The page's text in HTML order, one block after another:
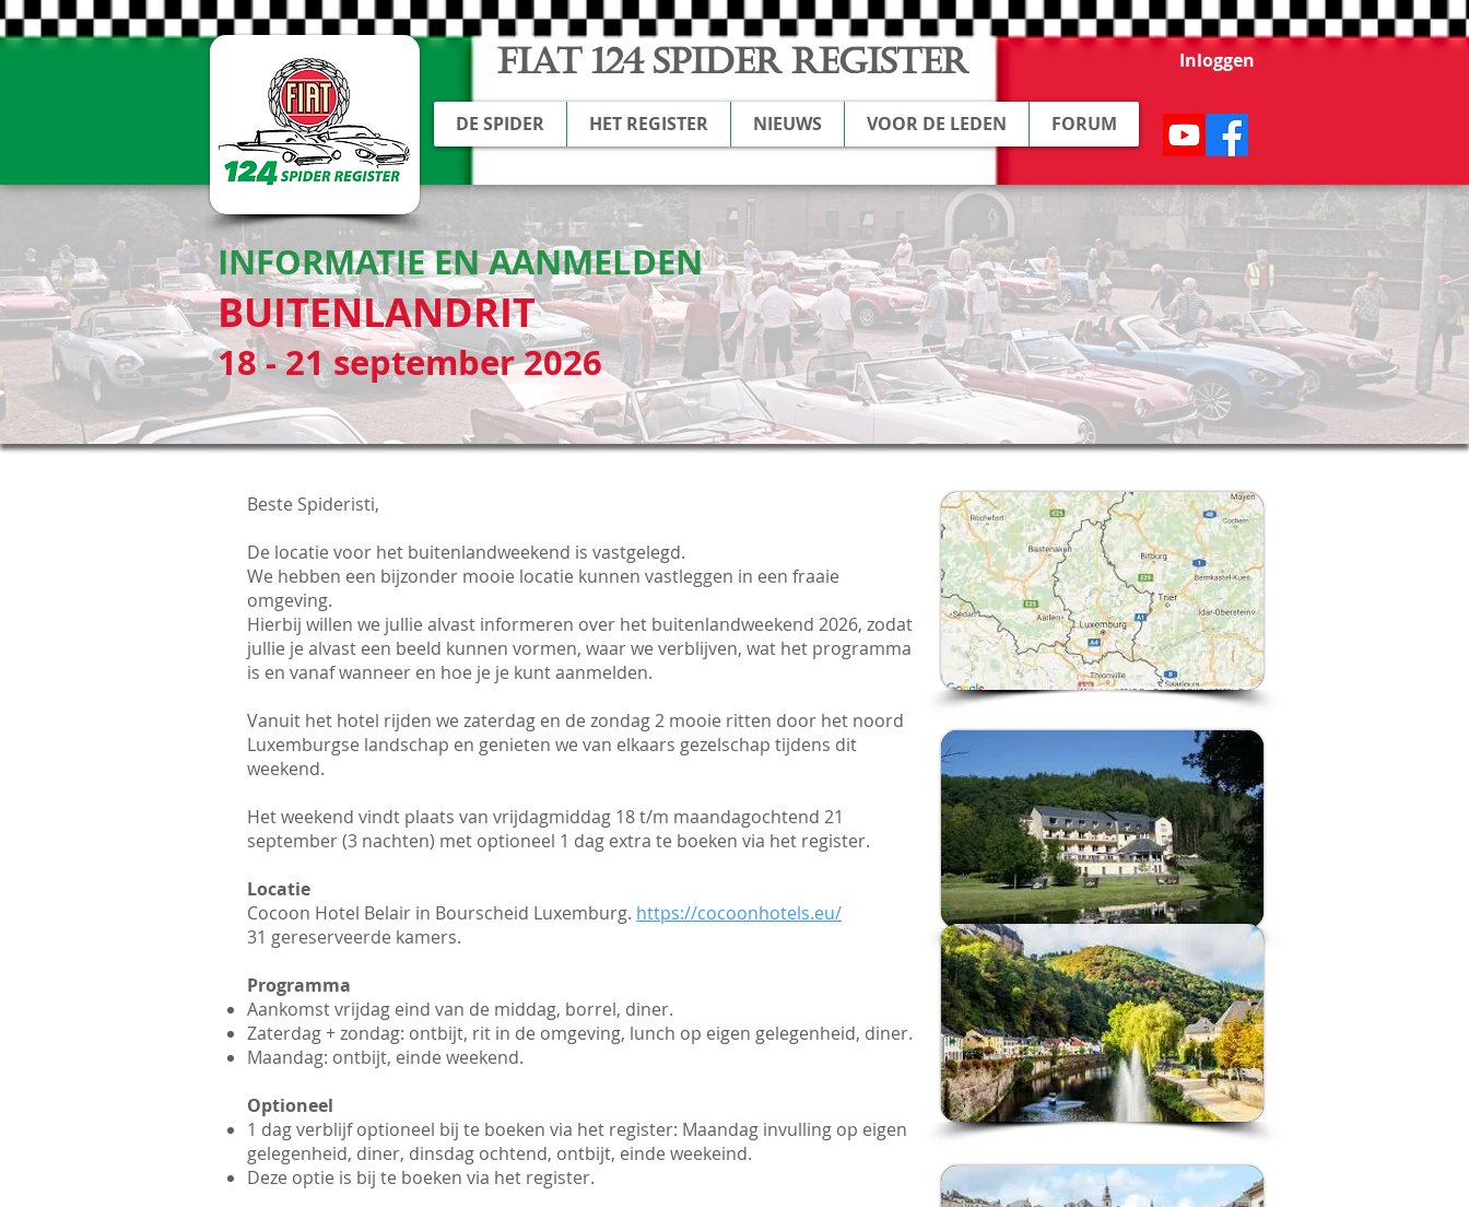
FIAT 124 SPIDER REGISTER
DE SPIDER HET REGISTER NIEUWS VOOR DE LEDEN FORUM
Inloggen
INFORMATIE EN AANMELDEN
BUITENLANDRIT
18 - 21 september 2026
Beste Spideristi,
De locatie voor het buitenlandweekend is vastgelegd.
We hebben een bijzonder mooie locatie kunnen vastleggen in een fraaie
omgeving.
Hierbij willen we jullie alvast informeren over het buitenlandweekend 2026, zodat
jullie je alvast een beeld kunnen vormen, waar we verblijven, wat het programma
is en vanaf wanneer en hoe je je kunt aanmelden.
Vanuit het hotel rijden we zaterdag en de zondag 2 mooie ritten door het noord
Luxemburgse landschap en genieten we van elkaars gezelschap tijdens dit
weekend.
Het weekend vindt plaats van vrijdagmiddag 18 t/m maandagochtend 21
september (3 nachten) met optioneel 1 dag extra te boeken via het register.
Locatie
Cocoon Hotel Belair in Bourscheid Luxemburg. https://cocoonhotels.eu/
31 gereserveerde kamers.
Programma
Aankomst vrijdag eind van de middag, borrel, diner.
Zaterdag + zondag: ontbijt, rit in de omgeving, lunch op eigen gelegenheid, diner.
Maandag: ontbijt, einde weekend.
Optioneel
1 dag verblijf optioneel bij te boeken via het register: Maandag invulling op eigen
gelegenheid, diner, dinsdag ochtend, ontbijt, einde weekeind.
Deze optie is bij te boeken via het register.